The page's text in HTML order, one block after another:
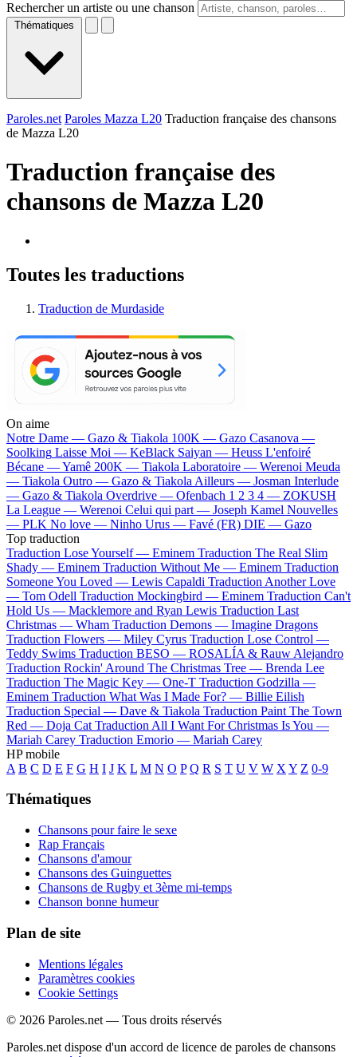
Rechercher un artiste ou une chanson
Thématiques
Paroles.net Paroles Mazza L20 Traduction française des chansons
de Mazza L20
Traduction française des
chansons de Mazza L20
Toutes les traductions
Traduction de Murdaside
On aime
Notre Dame — Gazo & Tiakola 100K — Gazo Casanova —
Soolking Laisse Moi — KeBlack Saiyan — Heuss L'enfoiré
Bécane —Yamê 200K — Tiakola Laboratoire — Werenoi Meuda
— Tiakola Outro — Gazo & Tiakola Ailleurs — Josman Interlude
— Gazo & Tiakola Overdrive — Ofenbach 1 2 3 4 — ZOKUSH
La League — Werenoi Celui qui part — Joseph Kamel Nouvelles
— PLK No love — Ninho Urus — Favé (FR) DIE — Gazo
Top traduction
Traduction Lose Yourself — Eminem Traduction The Real Slim
Shady — Eminem Traduction Without Me — Eminem Traduction
Someone You Loved — Lewis Capaldi Traduction Another Love
— Tom Odell Traduction Mockingbird — Eminem Traduction Can't
Hold Us — Macklemore and Ryan Lewis Traduction Last
Christmas — Wham Traduction Demons — Imagine Dragons
Traduction Flowers — Miley Cyrus Traduction Lose Control —
Teddy Swims Traduction BESO — ROSALÍA & Rauw Alejandro
Traduction Rockin' Around The Christmas Tree — Brenda Lee
Traduction The Magic Key — One-T Traduction Godzilla —
Eminem Traduction What Was I Made For? — Billie Eilish
Traduction Special — Dave & Tiakola Traduction Paint The Town
Red — Doja Cat Traduction All I Want For Christmas Is You —
Mariah Carey Traduction Emorio — Mariah Carey
HP mobile
A B C D E F G H I J K L M N O P Q R S T U V W X Y Z 0-9
Thématiques
Chansons pour faire le sexe
Rap Français
Chansons d'amour
Chansons des Guinguettes
Chansons de Rugby et 3ème mi-temps
Chanson bonne humeur
Plan de site
Mentions légales
Paramètres cookies
Cookie Settings
© 2026 Paroles.net — Tous droits réservés
Paroles.net dispose d'un accord de licence de paroles de chansons